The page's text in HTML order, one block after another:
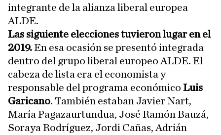
integrante de la alianza liberal europea
ALDE.
Las siguiente elecciones tuvieron lugar en el
2019.En esa ocasión se presentó integrada
dentro del grupo liberal europeo ALDE. El
cabeza de lista era el economista y
responsable del programa económico Luis
Garicano. También estaban Javier Nart,
María Pagazaurtundua, José Ramón Bauzá,
Soraya Rodríguez, Jordi Cañas, Adrián